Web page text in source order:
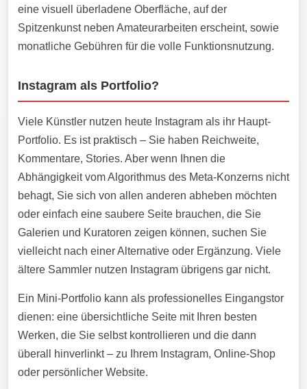
eine visuell überladene Oberfläche, auf der
Spitzenkunst neben Amateurarbeiten erscheint, sowie
monatliche Gebühren für die volle Funktionsnutzung.
Instagram als Portfolio?
Viele Künstler nutzen heute Instagram als ihr Haupt-
Portfolio. Es ist praktisch – Sie haben Reichweite,
Kommentare, Stories. Aber wenn Ihnen die
Abhängigkeit vom Algorithmus des Meta-Konzerns nicht
behagt, Sie sich von allen anderen abheben möchten
oder einfach eine saubere Seite brauchen, die Sie
Galerien und Kuratoren zeigen können, suchen Sie
vielleicht nach einer Alternative oder Ergänzung. Viele
ältere Sammler nutzen Instagram übrigens gar nicht.
Ein Mini-Portfolio kann als professionelles Eingangstor
dienen: eine übersichtliche Seite mit Ihren besten
Werken, die Sie selbst kontrollieren und die dann
überall hinverlinkt – zu Ihrem Instagram, Online-Shop
oder persönlicher Website.